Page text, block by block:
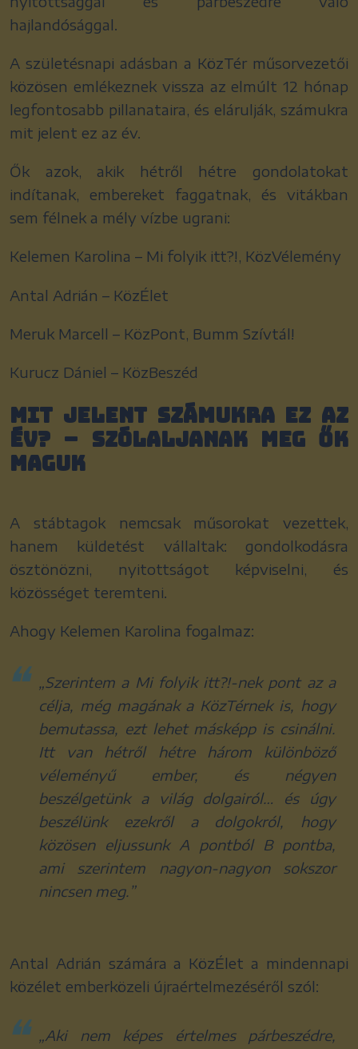
hajlandósággal.
A születésnapi adásban a KözTér műsorvezetői
közösen emlékeznek vissza az elmúlt 12 hónap
legfontosabb pillanataira, és elárulják, számukra
mit jelent ez az év.
Ők azok, akik hétről hétre gondolatokat
indítanak, embereket faggatnak, és vitákban
sem félnek a mély vízbe ugrani:
Kelemen Karolina – Mi folyik itt?!, KözVélemény
Antal Adrián – KözÉlet
Meruk Marcell – KözPont, Bumm Szívtál!
Kurucz Dániel – KözBeszéd
Mit jelent számukra ez az
év? – Szólaljanak meg ők
maguk
A stábtagok nemcsak műsorokat vezettek,
hanem küldetést vállaltak: gondolkodásra
ösztönözni, nyitottságot képviselni, és
közösséget teremteni.
Ahogy Kelemen Karolina fogalmaz:
„Szerintem a Mi folyik itt?!-nek pont az a
célja, még magának a KözTérnek is, hogy
bemutassa, ezt lehet másképp is csinálni.
Itt van hétről hétre három különböző
véleményű ember, és négyen
beszélgetünk a világ dolgairól… és úgy
beszélünk ezekről a dolgokról, hogy
közösen eljussunk A pontból B pontba,
ami szerintem nagyon-nagyon sokszor
nincsen meg.”
Antal Adrián számára a KözÉlet a mindennapi
közélet emberközeli újraértelmezéséről szól:
„Aki nem képes értelmes párbeszédre,